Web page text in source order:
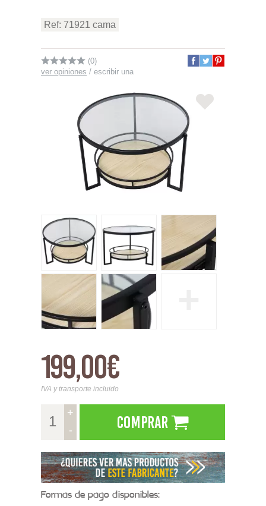
Ref: 71921 cama
(0)
ver opiniones / escribir una
199,00€
IVA y transporte incluido
+
-
Comprar
Formas de pago disponibles: